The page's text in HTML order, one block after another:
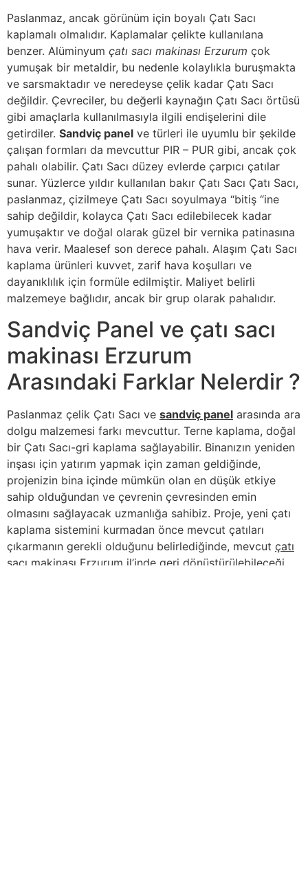
Paslanmaz, ancak görünüm için boyalı Çatı Sacı
kaplamalı olmalıdır. Kaplamalar çelikte kullanılana
benzer. Alüminyum çatı sacı makinası Erzurum çok
yumuşak bir metaldir, bu nedenle kolaylıkla buruşmakta
ve sarsmaktadır ve neredeyse çelik kadar Çatı Sacı
değildir. Çevreciler, bu değerli kaynağın Çatı Sacı örtüsü
gibi amaçlarla kullanılmasıyla ilgili endişelerini dile
getirdiler. Sandviç panel ve türleri ile uyumlu bir şekilde
çalışan formları da mevcuttur PIR – PUR gibi, ancak çok
pahalı olabilir. Çatı Sacı düzey evlerde çarpıcı çatılar
sunar. Yüzlerce yıldır kullanılan bakır Çatı Sacı Çatı Sacı,
paslanmaz, çizilmeye Çatı Sacı soyulmaya “bitiş “ine
sahip değildir, kolayca Çatı Sacı edilebilecek kadar
yumuşaktır ve doğal olarak güzel bir vernika patinasına
hava verir. Maalesef son derece pahalı. Alaşım Çatı Sacı
kaplama ürünleri kuvvet, zarif hava koşulları ve
dayanıklılık için formüle edilmiştir. Maliyet belirli
malzemeye bağlıdır, ancak bir grup olarak pahalıdır.
Sandviç Panel ve çatı sacı
makinası Erzurum
Arasındaki Farklar Nelerdir ?
Paslanmaz çelik Çatı Sacı ve sandviç panel arasında ara
dolgu malzemesi farkı mevcuttur. Terne kaplama, doğal
bir Çatı Sacı-gri kaplama sağlayabilir. Binanızın yeniden
inşası için yatırım yapmak için zaman geldiğinde,
projenizin bina içinde mümkün olan en düşük etkiye
sahip olduğundan ve çevrenin çevresinden emin
olmasını sağlayacak uzmanlığa sahibiz. Proje, yeni çatı
kaplama sistemini kurmadan önce mevcut çatıları
çıkarmanın gerekli olduğunu belirlediğinde, mevcut çatı
sacı makinası Erzurum il’inde geri dönüştürülebileceği